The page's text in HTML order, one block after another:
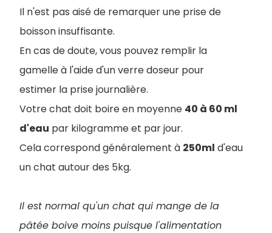
Il n'est pas aisé de remarquer une prise de
boisson insuffisante.
En cas de doute, vous pouvez remplir la
gamelle à l'aide d'un verre doseur pour
estimer la prise journalière.
Votre chat doit boire en moyenne 40 à 60 ml
d'eau par kilogramme et par jour.
Cela correspond généralement à 250ml d'eau
un chat autour des 5kg.
Il est normal qu'un chat qui mange de la
pâtée boive moins puisque l'alimentation